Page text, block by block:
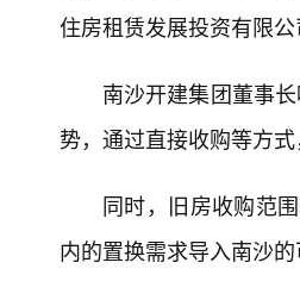
住房租赁发展投资有限公
南沙开建集团董事
势，通过直接收购等方
同时，旧房收购范
内的置换需求导入南沙的